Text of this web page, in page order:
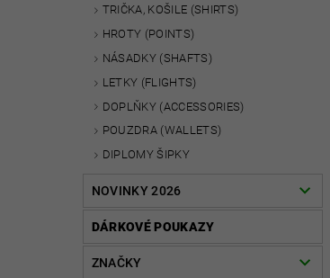
TRIČKA, KOŠILE (SHIRTS)
HROTY (POINTS)
NÁSADKY (SHAFTS)
LETKY (FLIGHTS)
DOPLŇKY (ACCESSORIES)
POUZDRA (WALLETS)
DIPLOMY ŠIPKY
NOVINKY 2026
DÁRKOVÉ POUKAZY
ZNAČKY